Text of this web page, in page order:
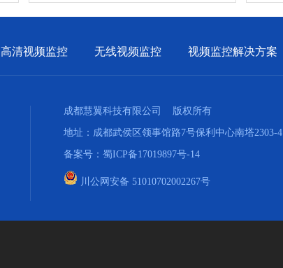
高清视频监控 无线视频监控 视频监控解决方案
成都慧翼科技有限公司 版权所有
地址：成都武侯区领事馆路7号保利中心南塔2303-4
备案号： 蜀ICP备17019897号-14
川公网安备 51010702002267号